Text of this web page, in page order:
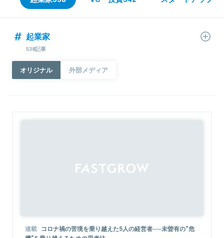
起業家
538記事
オリジナル 外部メディア
連載 コロナ禍の苦境を乗り越えた5人の経営者──未曽有の“危